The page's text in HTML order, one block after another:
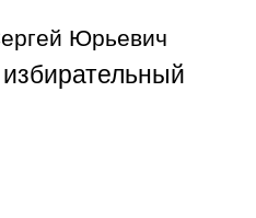
Юрьевич